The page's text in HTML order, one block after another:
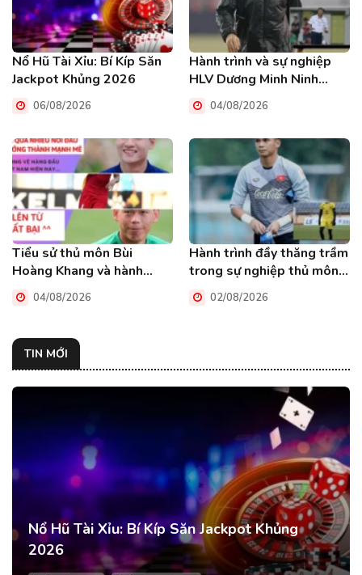
Nổ Hũ Tài Xỉu: Bí Kíp Săn
Jackpot Khủng 2026
06/08/2026
Hành trình và sự nghiệp
HLV Dương Minh Ninh
người cận vệ trung thành
HAGL04/08/2026
Tiểu sử thủ môn Bùi
Hoàng Khang và hành
trình chinh phục đỉnh cao
04/08/2026
Hành trình đầy thăng trầm
trong sự nghiệp thủ môn
Phạm Văn Cường
02/08/2026
TIN MỚI
Nổ Hũ Tài Xỉu: Bí Kíp Săn Jackpot Khủng
2026